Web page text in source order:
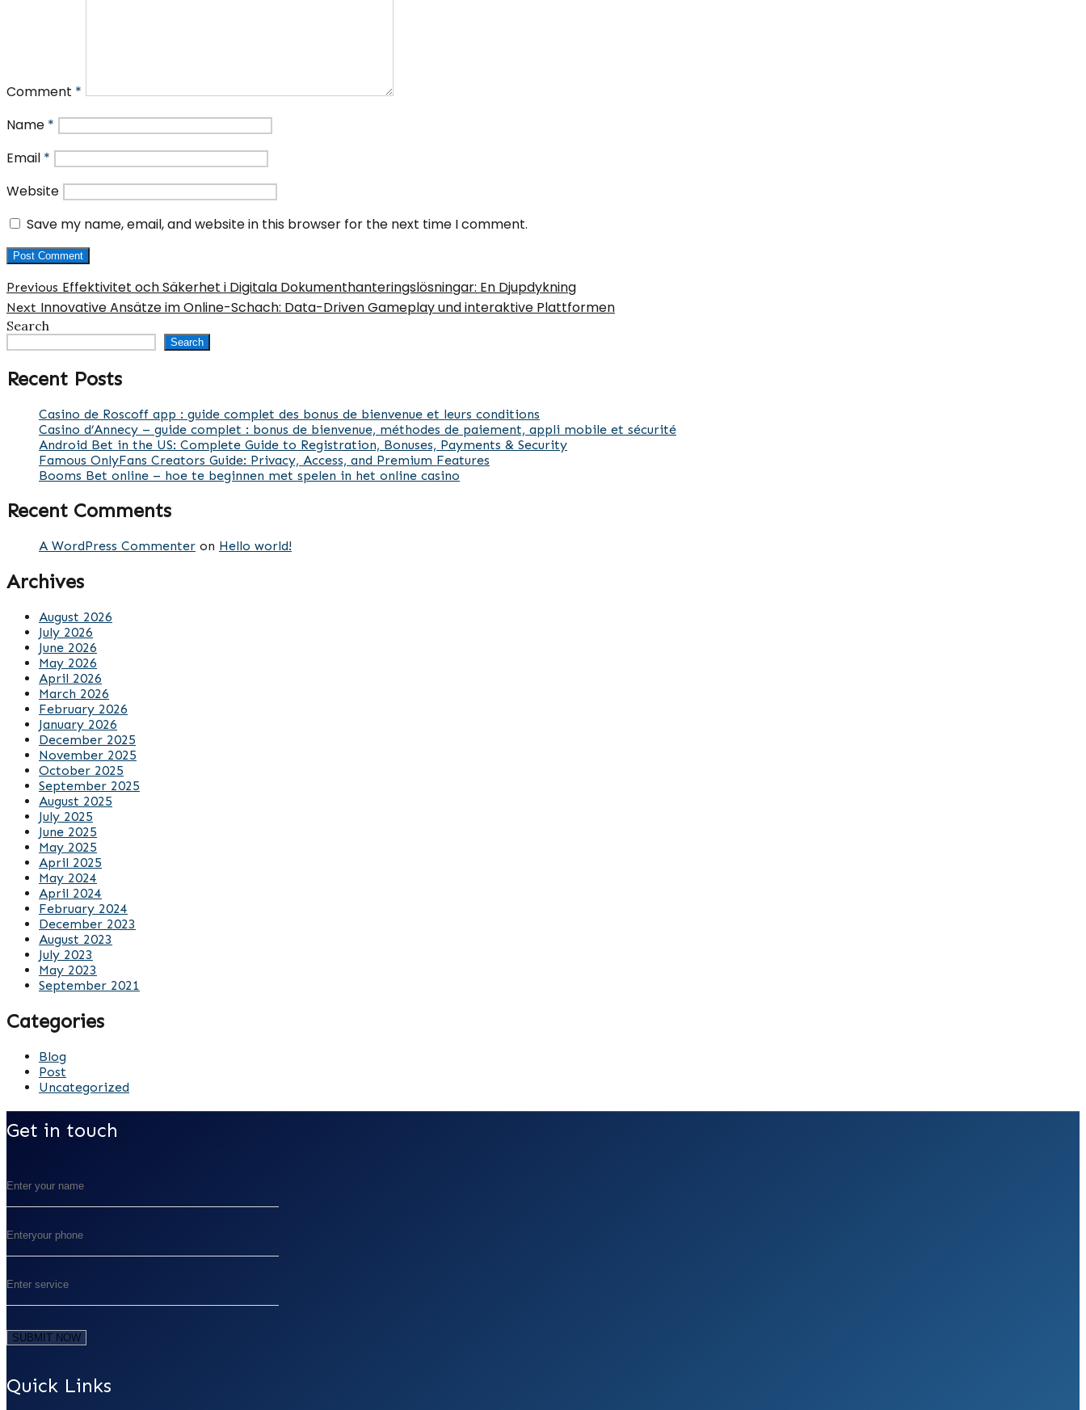
Comment *
Name *
Email *
Website
Save my name, email, and website in this browser for the next time I comment.
Post
navigation
Previous Previous
post:
Effektivitet och Säkerhet i Digitala Dokumenthanteringslösningar: En Djupdykning
Next Next
post:
Innovative Ansätze im Online-Schach: Data-Driven Gameplay und interaktive Plattformen
Search
Search
Recent Posts
Casino de Roscoff app : guide complet des bonus de bienvenue et leurs conditions
Casino d’Annecy – guide complet : bonus de bienvenue, méthodes de paiement, appli mobile et sécurité
Android Bet in the US: Complete Guide to Registration, Bonuses, Payments & Security
Famous OnlyFans Creators Guide: Privacy, Access, and Premium Features
Booms Bet online – hoe te beginnen met spelen in het online casino
Recent Comments
A WordPress Commenter on Hello world!
Archives
August 2026
July 2026
June 2026
May 2026
April 2026
March 2026
February 2026
January 2026
December 2025
November 2025
October 2025
September 2025
August 2025
July 2025
June 2025
May 2025
April 2025
May 2024
April 2024
February 2024
December 2023
August 2023
July 2023
May 2023
September 2021
Categories
Blog
Post
Uncategorized
Get in touch
Quick Links